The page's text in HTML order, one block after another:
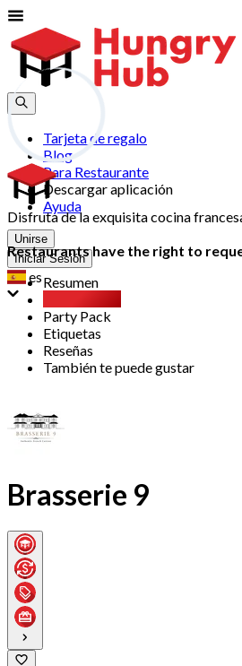
Tarjeta de regalo
Blog
Para Restaurante
Descargar aplicación
Ayuda
Unirse
Iniciar Sesión
es
Disfruta de la exquisita cocina
Restaurants have the right to
Resumen
Party Pack
Etiquetas
Reseñas
También te puede gustar
Brasserie 9